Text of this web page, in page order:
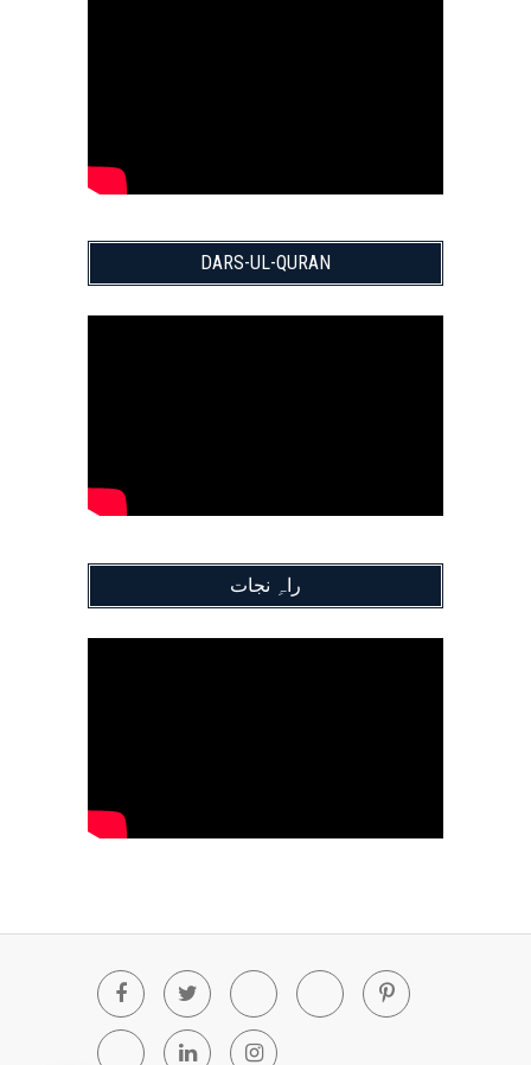
DARS-UL-QURAN
راہِ نجات
FacebookTwitter Youtube Blogger Pinterest
Tumblr LinkedinInstagram